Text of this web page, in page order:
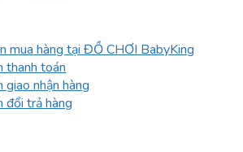
mua hàng tại ĐỒ CHƠI BabyKing
thanh toán
giao nhận hàng
đổi trả hàng